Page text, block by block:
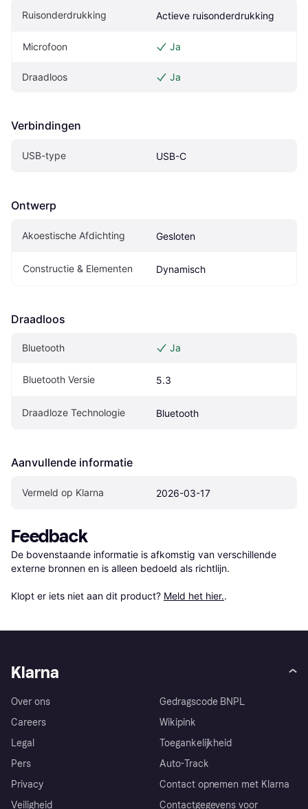
Ruisonderdrukking Actieve ruisonderdrukking
Microfoon Ja
Draadloos Ja
Verbindingen
USB-type USB-C
Ontwerp
Akoestische Afdichting Gesloten
Constructie & Elementen Dynamisch
Draadloos
Bluetooth Ja
Bluetooth Versie 5.3
Draadloze Technologie Bluetooth
Aanvullende informatie
Vermeld op Klarna 2026-03-17
Feedback
De bovenstaande informatie is afkomstig van verschillende
externe bronnen en is alleen bedoeld als richtlijn.
Klopt er iets niet aan dit product? Meld het hier..
Klarna
Over ons
Careers
Legal
Pers
Privacy
Veiligheid
Gedragscode BNPL
Wikipink
Toegankelijkheid
Auto-Track
Contact opnemen met Klarna
Contactgegevens voor